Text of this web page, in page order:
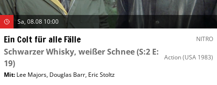
Sa, 08.08 10:00
Ein Colt für alle Fälle NITRO
Schwarzer Whisky, weißer Schnee(S:2 E:
19)
Action(USA 1983)
Mit: Lee Majors, Douglas Barr, Eric Stoltz